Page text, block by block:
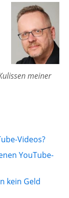
meiner
Videos?
YouTube-
kein Geld